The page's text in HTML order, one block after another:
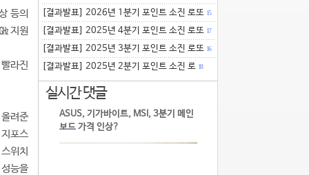
등의
지원
라진
려준
포스
위치
능을
[결과발표] 2026년 1분기 포인트 소진 로또 15
[결과발표] 2025년 4분기 포인트 소진 로또 17
[결과발표] 2025년 3분기 포인트 소진 로또 16
[결과발표] 2025년 2분기 포인트 소진 로 18
실시간 댓글
ASUS, 기가바이트, MSI, 3분기 메인
보드 가격 인상?